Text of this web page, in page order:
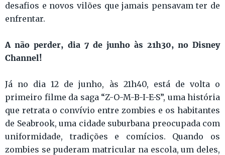
desafios e novos vilões que jamais pensavam ter de
enfrentar.
A não perder, dia 7 de junho às 21h30, no Disney
Channel!
Já no dia 12 de junho, às 21h40, está de volta o
primeiro filme da saga “Z-O-M-B-I-E-S”, uma história
que retrata o convívio entre zombies e os habitantes
de Seabrook, uma cidade suburbana preocupada com
uniformidade, tradições e comícios. Quando os
zombies se puderam matricular na escola, um deles,